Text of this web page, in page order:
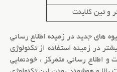
و تین کلاینت
های جدید در زمینه اطلاع رسانی
در زمینه استفاده از تکنولوژی
و اطلاع رسانی متمرکز ، خودنمایی